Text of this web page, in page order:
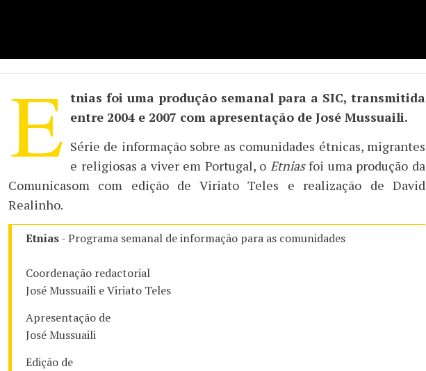
E tnias foi uma produção semanal para a SIC, transmitida
entre 2004 e 2007 com apresentação de José Mussuaili.
Série de informação sobre as comunidades étnicas, migrantes
e religiosas a viver em Portugal, o Etniasfoi uma produção da
Comunicasom com edição de Viriato Teles e realização de David
Realinho.
Etnias- Programa semanal de informação para as comunidades
Coordenação redactorial
José Mussuaili e Viriato Teles
Apresentação de
José Mussuaili
Edição de